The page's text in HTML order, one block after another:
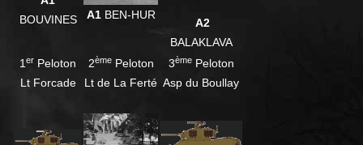
BOUVINES
A1BEN-HUR
A2
BALAKLAVA
1 er Peloton
Lt Forcade
2èmePeloton
Lt de La Ferté
3èmePeloton
Asp du Boullay